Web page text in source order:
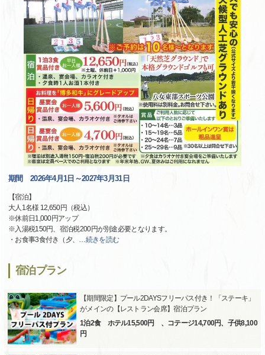
期間 2026年4月1日～2027年3月31日
【宿泊】
大人1名様 12,650円（税込）
※休前日1,000円アップ
※入湯税150円、宿泊税200円が別途必要となります。
・お食事3食付き（夕、 …続きを読む
宿泊プラン
【期間限定】プール2DAYSフリーパス付き！「ステーキ」
がメインの【レストラン会席】宿泊プラン
1泊2食 ホテル15,500円 、コテージ14,700円、子供8,100
円